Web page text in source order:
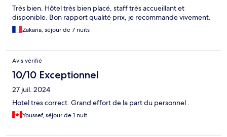
Très bien. Hôtel très bien placé, staff très accueillant et
disponible. Bon rapport qualité prix, je recommande vivement.
Zakaria, séjour de 7 nuits
Avis vérifié
10/10 Exceptionnel
27 juil. 2024
Hotel tres correct. Grand effort de la part du personnel .
Youssef, séjour de 1 nuit